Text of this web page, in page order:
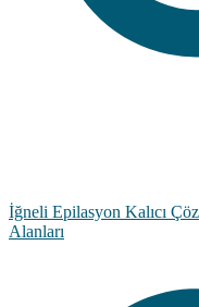
İğneli Epilasyon Kalıcı
Alanları